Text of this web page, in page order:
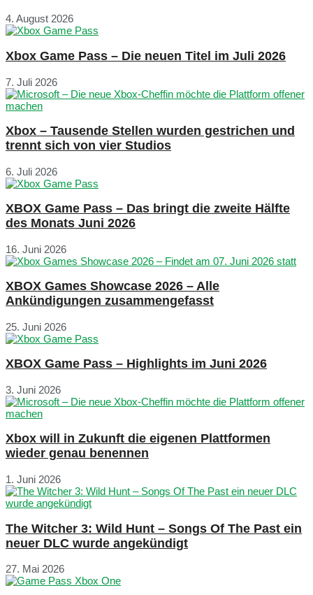
4. August 2026
Xbox Game Pass – Die neuen Titel im Juli 2026
7. Juli 2026
Xbox – Tausende Stellen wurden gestrichen und
trennt sich von vier Studios
6. Juli 2026
XBOX Game Pass – Das bringt die zweite Hälfte
des Monats Juni 2026
16. Juni 2026
XBOX Games Showcase 2026 – Alle
Ankündigungen zusammengefasst
25. Juni 2026
XBOX Game Pass – Highlights im Juni 2026
3. Juni 2026
Xbox will in Zukunft die eigenen Plattformen
wieder genau benennen
1. Juni 2026
The Witcher 3: Wild Hunt – Songs Of The Past ein
neuer DLC wurde angekündigt
27. Mai 2026